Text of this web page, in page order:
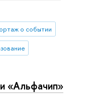
о событии
«Альфачип»